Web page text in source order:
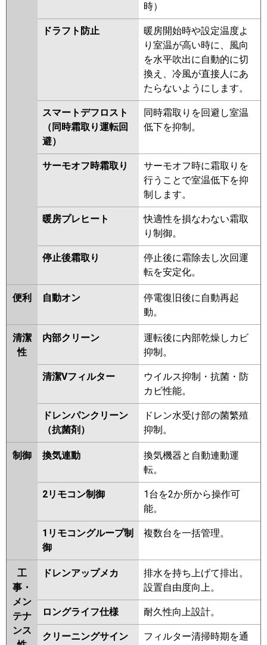
時）
ドラフト防止
暖房開始時や設定温度よ
り室温が高い時に、風向
を水平吹出に自動的に切
換え、冷風が直接人にあ
たらないようにします。
スマートデフロスト
（同時霜取り運転回
避）
同時霜取りを回避し室温
低下を抑制。
サーモオフ時霜取り
サーモオフ時に霜取りを
行うことで室温低下を抑
制します。
暖房プレヒート
快適性を損なわない霜取
り制御。
停止後霜取り
停止後に霜除去し次回運
転を安定化。
便利 自動オン
停電復旧後に自動再起
動。
清潔
性
内部クリーン
運転後に内部乾燥しカビ
抑制。
清潔Vフィルター
ウイルス抑制・抗菌・防
カビ性能。
ドレンパンクリーン
（抗菌剤）
ドレン水受け部の菌繁殖
抑制。
制御 換気連動
換気機器と自動連動運
転。
2リモコン制御
1台を2か所から操作可
能。
1リモコングループ制
御
複数台を一括管理。
工
事・
メン
テナ
ンス
ドレンアップメカ
排水を持ち上げて排出。
設置自由度向上。
ロングライフ仕様 耐久性向上設計。
クリーニングサイン
フィルター清掃時期を通